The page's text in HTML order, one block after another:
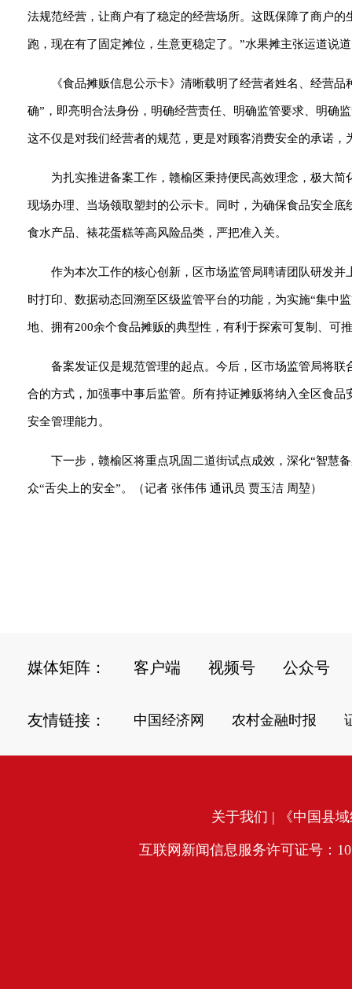
法规范经营，让商户有了稳定的经营场所。这既保障了商户
跑，现在有了固定摊位，生意更稳定了。”水果摊主张运道说
《食品摊贩信息公示卡》清晰载明了经营者姓名、经营
确”，即亮明合法身份，明确经营责任、明确监管要求、明确
这不仅是对我们经营者的规范，更是对顾客消费安全的承诺，
为扎实推进备案工作，赣榆区秉持便民高效理念，极大
现场办理、当场领取塑封的公示卡。同时，为确保食品安全
食水产品、裱花蛋糕等高风险品类，严把准入关。
作为本次工作的核心创新，区市场监管局聘请团队研发
时打印、数据动态回溯至区级监管平台的功能，为实施“集中
地、拥有200余个食品摊贩的典型性，有利于探索可复制、可
备案发证仅是规范管理的起点。今后，区市场监管局将
合的方式，加强事中事后监管。所有持证摊贩将纳入全区食
安全管理能力。
下一步，赣榆区将重点巩固二道街试点成效，深化“智慧
众“舌尖上的安全”。（记者 张伟伟 通讯员 贾玉洁 周堃）
媒体矩阵： 客户端 视频号 公众号
友情链接： 中国经济网 农村金融时报
关于我们 | 《中国县
互联网新闻信息服务许可证号：